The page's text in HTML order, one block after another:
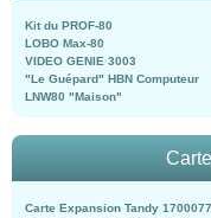
Kit du PROF-80
LOBO Max-80
VIDEO GENIE 3003
"Le Guépard" HBN Computeur
LNW80 "Maison"
Carte Expansion Tandy